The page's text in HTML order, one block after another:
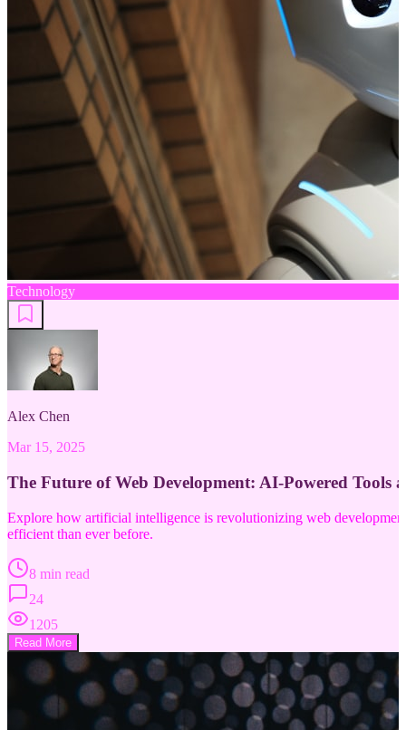
Technology
Alex Chen
Mar 15, 2025
The Future of Web Development: AI-Powered Tools
Explore how artificial intelligence is revolutionizing web
efficient than ever before.
8 min read
24
1205
Read More